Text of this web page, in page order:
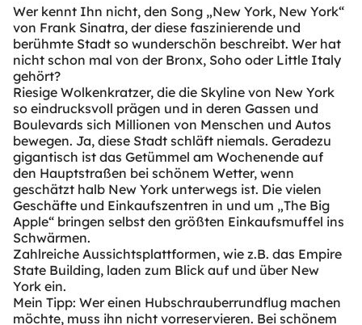
Wer kennt Ihn nicht, den Song „New York, New York“
von Frank Sinatra, der diese faszinierende und
berühmte Stadt so wunderschön beschreibt. Wer hat
nicht schon mal von der Bronx, Soho oder Little Italy
gehört?
Riesige Wolkenkratzer, die die Skyline von New York
so eindrucksvoll prägen und in deren Gassen und
Boulevards sich Millionen von Menschen und Autos
bewegen. Ja, diese Stadt schläft niemals. Geradezu
gigantisch ist das Getümmel am Wochenende auf
den Hauptstraßen bei schönem Wetter, wenn
geschätzt halb New York unterwegs ist. Die vielen
Geschäfte und Einkaufszentren in und um „The Big
Apple“ bringen selbst den größten Einkaufsmuffel ins
Schwärmen.
Zahlreiche Aussichtsplattformen, wie z.B. das Empire
State Building, laden zum Blick auf und über New
York ein.
Mein Tipp: Wer einen Hubschrauberrundflug machen
möchte, muss ihn nicht vorreservieren. Bei schönem